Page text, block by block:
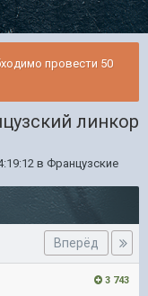
провести 50
линкор
в Французские
Вперёд
3 743